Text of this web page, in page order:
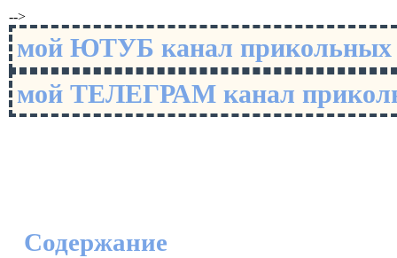
-->
мой ЮТУБ канал
мой ТЕЛЕГРАМ канал
Содержание